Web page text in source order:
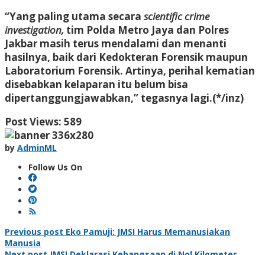
“Yang paling utama secara scientific crime
investigation, tim Polda Metro Jaya dan Polres
Jakbar masih terus mendalami dan menanti
hasilnya, baik dari Kedokteran Forensik maupun
Laboratorium Forensik. Artinya, perihal kematian
disebabkan kelaparan itu belum bisa
dipertanggungjawabkan,” tegasnya lagi.(*/inz)
Post Views: 589
by AdminML
Follow Us On
Post
Previous post Eko Pamuji: JMSI Harus Memanusiakan
Manusia